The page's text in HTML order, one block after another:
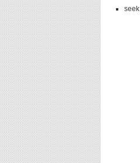
seek